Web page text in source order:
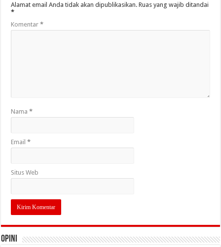
Alamat email Anda tidak akan dipublikasikan. Ruas yang wajib ditandai
*
Komentar*
Nama*
Email*
Situs Web
OPINI